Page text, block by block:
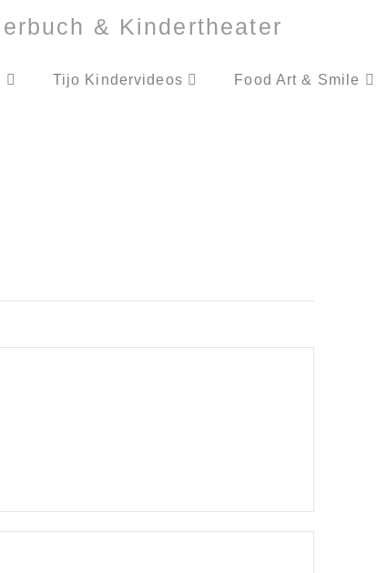
Tijo Kindervideos Food Art & Smile